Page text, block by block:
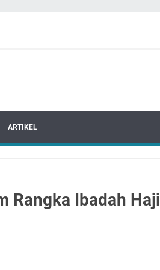
ARTIKEL
Rangka Ibadah Haji